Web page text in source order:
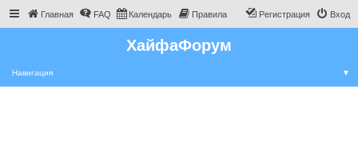
Главная FAQ Календарь Правила Вход
Регистрация
ХайфаФорум
Навигация ▼